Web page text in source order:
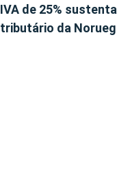
IVA de 25%
tributário da